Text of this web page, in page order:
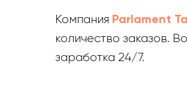
Компания Parlament
количество заказов.
заработка 24/7.